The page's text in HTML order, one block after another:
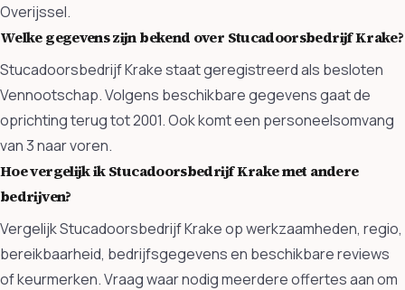
Overijssel.
Welke gegevens zijn bekend over Stucadoorsbedrijf Krake?
Stucadoorsbedrijf Krake staat geregistreerd als besloten
Vennootschap. Volgens beschikbare gegevens gaat de
oprichting terug tot 2001. Ook komt een personeelsomvang
van 3 naar voren.
Hoe vergelijk ik Stucadoorsbedrijf Krake met andere
bedrijven?
Vergelijk Stucadoorsbedrijf Krake op werkzaamheden, regio,
bereikbaarheid, bedrijfsgegevens en beschikbare reviews
of keurmerken. Vraag waar nodig meerdere offertes aan om